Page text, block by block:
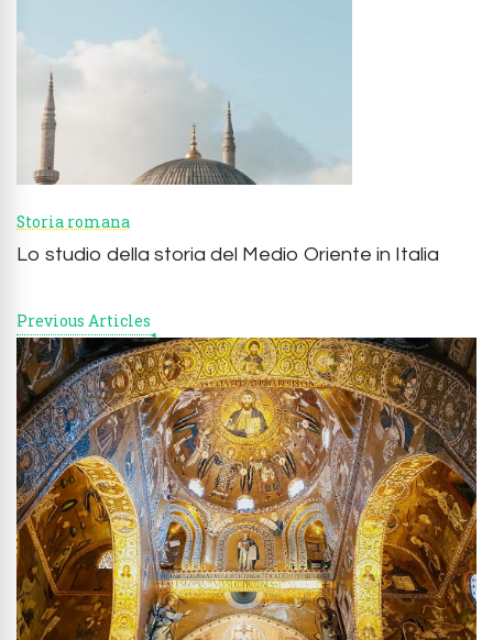
Navigation
Storia romana
Lo studio della storia del Medio Oriente in Italia
Previous Articles